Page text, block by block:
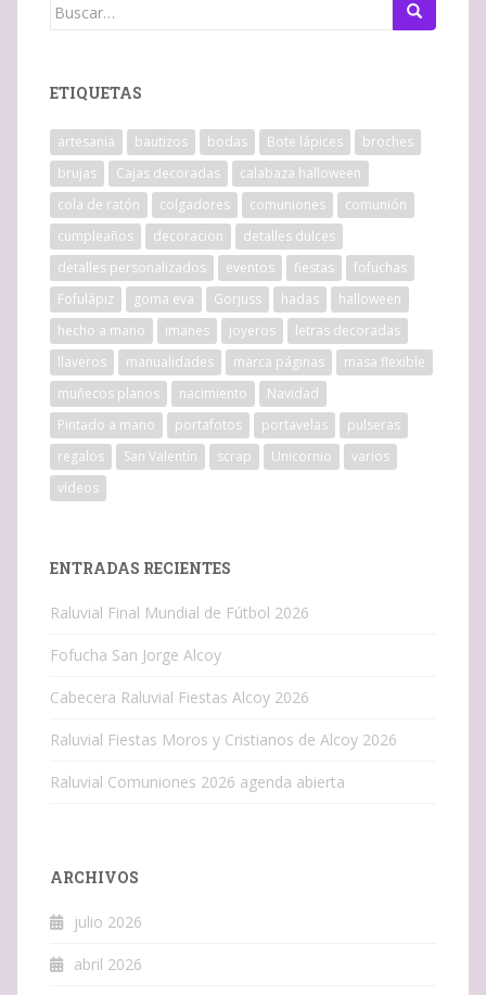
Buscar:
ETIQUETAS
artesania bautizos bodas Bote lápices
broches
brujas
Cajas decoradas
calabaza halloween
cola de ratón
colgadores comuniones
comunión
cumpleaños
decoracion
detalles dulces
detalles personalizados
eventos fiestas
fofuchas
Fofulápiz
goma eva Gorjuss hadas
halloween
hecho a mano
imanes joyeros
letras decoradas
llaveros
manualidades marca páginas
masa flexible
muñecos planos
nacimiento
Navidad
Pintado a mano
portafotos portavelas
pulseras
regalos
San Valentín scrap Unicornio
varios
vídeos
ENTRADAS RECIENTES
Raluvial Final Mundial de Fútbol 2026
Fofucha San Jorge Alcoy
Cabecera Raluvial Fiestas Alcoy 2026
Raluvial Fiestas Moros y Cristianos de Alcoy 2026
Raluvial Comuniones 2026 agenda abierta
ARCHIVOS
julio 2026
abril 2026